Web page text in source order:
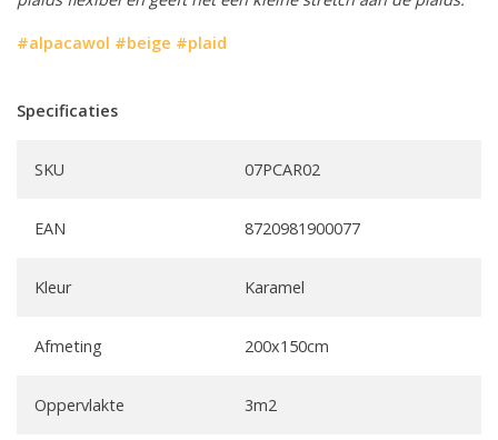
#alpacawol #beige #plaid
Specificaties
SKU 07PCAR02
EAN 8720981900077
Kleur Karamel
Afmeting 200x150cm
Oppervlakte 3m2